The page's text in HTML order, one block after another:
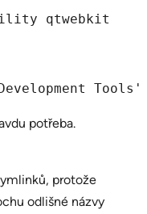
qtwebkit
Tools'
potřeba.
protože
odlišné názvy